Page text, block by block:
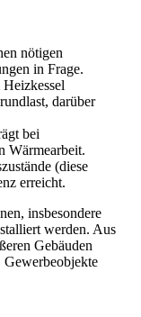
nötigen
in Frage.
darüber
bei
Wärmearbeit.
(diese
erreicht.
insbesondere
werden. Aus
Gebäuden
Gewerbeobjekte